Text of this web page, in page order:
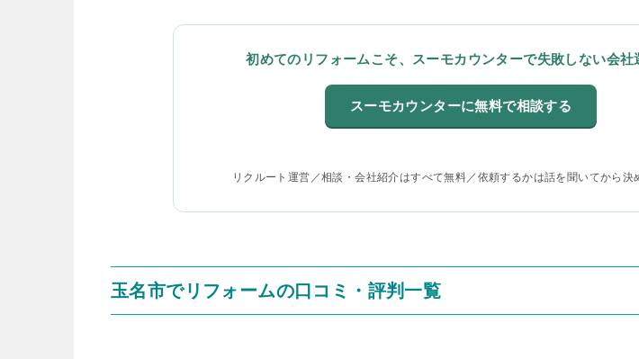
初めてのリフォームこそ、スーモカウンターで失敗しない会社
スーモカウンターに無料で相談する
リクルート運営／相談・会社紹介はすべて無料／依頼するかは話を聞いてから決
玉名市でリフォームの口コミ・評判一覧